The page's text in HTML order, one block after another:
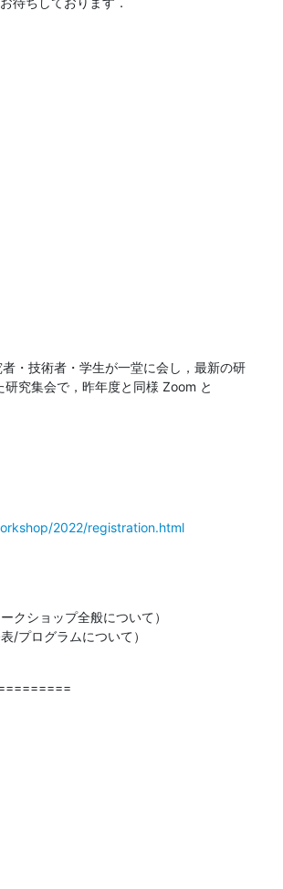
・技術者・学生が一堂に会し，最新の研
究集会で，昨年度と同様 Zoom と
2022/registration.html
ークショップ全般について）
表/プログラムについて）